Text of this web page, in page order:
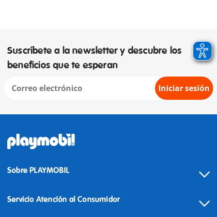
Suscríbete a la newsletter y descubre los
beneficios que te esperan
Iniciar sesión
Sobre PLAYMOBIL
Servicio Atención al Consumidor